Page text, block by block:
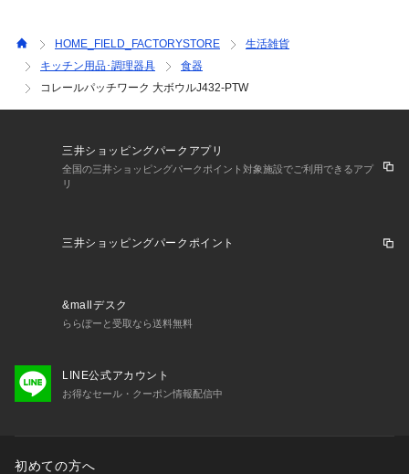
HOME_FIELD_FACTORYSTORE
生活雑貨
キッチン用品･調理器具
食器
コレールパッチワーク 大ボウルJ432-PTW
三井ショッピングパークアプリ
全国の三井ショッピングパークポイント対象施設でご利用できるアプ
リ
三井ショッピングパークポイント
&mallデスク
ららぽーと受取なら送料無料
LINE公式アカウント
お得なセール・クーポン情報配信中
初めての方へ